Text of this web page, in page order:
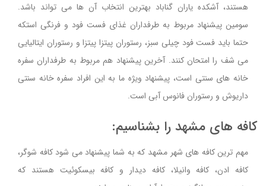
هستند، آشکده یاران گناباد بهترین انتخاب آن ها می تواند باشد.
سومین پیشنهاد مربوط به طرفداران غذای فست فود و فرنگی استکه
حتما باید فست فود چیلی سبز، رستوران پیتزا پیتزا و رستوران ایتالیایی
می شف را امتحان کنند. آخرین پیشنهاد هم مربوط به طرفداران سفره
خانه های سنتی است، پیشنهاد ویژه ما به این افراد سفره خانه سنتی
داریوش و رستوران فانوس آبی است.
کافه های مشهد را بشناسیم:
مهم ترین کافه های شهر مشهد که به شما پیشنهاد می­ شود کافه شوگر،
کافه ادن، کافه وانیلا، کافه دیدار و کافه بیسکوئیت هستند که